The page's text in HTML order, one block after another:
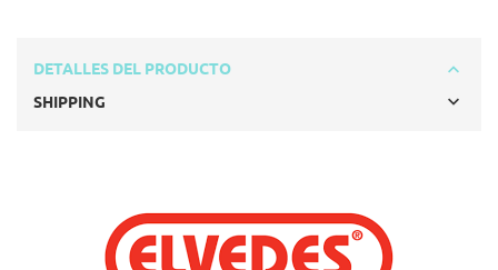
DETALLES DEL PRODUCTO
SHIPPING